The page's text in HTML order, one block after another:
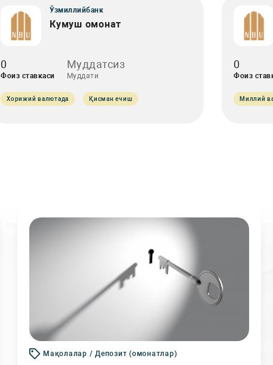
Ўзмиллийбанк
Кумуш омонат
0
Фоиз ставкаси
Муддатсиз
Муддати
Хорижий валютада Қисман ечиш
0
Фоиз
Миллий
Мақолалар / Депозит (омонатлар)